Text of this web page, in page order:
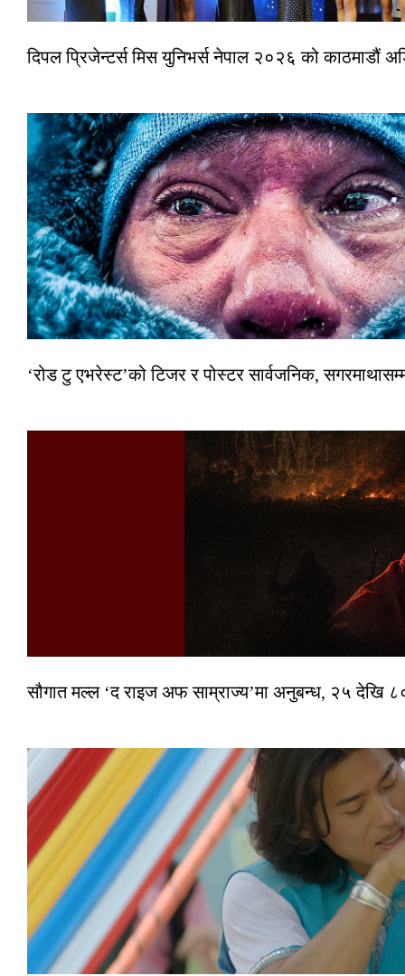
दिपल प्रिजेन्टर्स मिस युनिभर्स नेपाल २०२६ को काठमाडौं
‘रोड टु एभरेस्ट’को टिजर र पोस्टर सार्वजनिक,
सौगात मल्ल ‘द राइज अफ साम्राज्य’मा अनुबन्ध, २५ देखि